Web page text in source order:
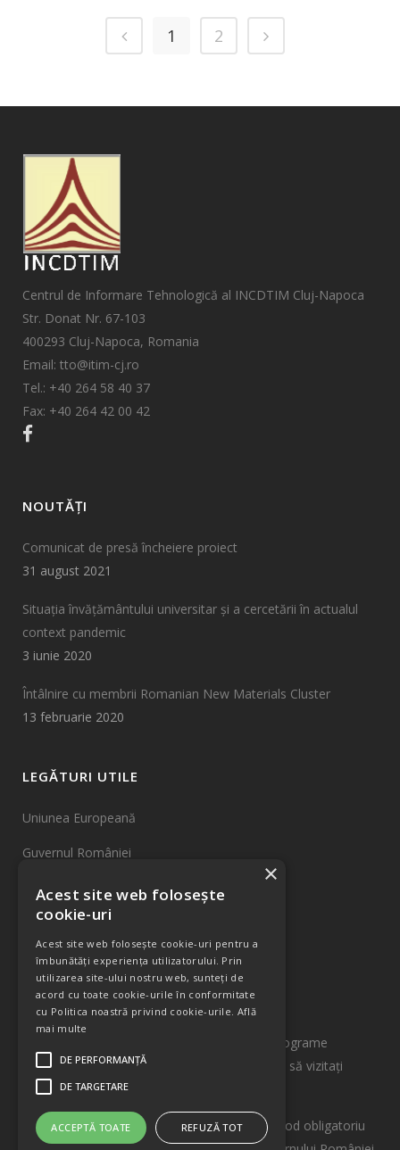
1 2
Centrul de Informare Tehnologică al INCDTIM Cluj-Napoca
Str. Donat Nr. 67-103
400293 Cluj-Napoca, Romania
Email: tto@itim-cj.ro
Tel.: +40 264 58 40 37
Fax: +40 264 42 00 42
NOUTĂȚI
Comunicat de presă încheiere proiect
31 august 2021
Situația învățământului universitar și a cercetării în actualul
context pandemic
3 iunie 2020
Întâlnire cu membrii Romanian New Materials Cluster
13 februarie 2020
LEGĂTURI UTILE
Uniunea Europeană
Guvernul României
Fonduri UE
INCDTIM Cluj-Napoca
Harta Site
INFORMAȚII
Pentru informații detaliate despre celelalte programe
cofinanțate de Uniunea Europeană vă invităm să vizitaţi
www.fonduri-ue.ro
Conținutul acestui material nu reprezintă în mod obligatoriu
Acest site web folosește
cookie-uri
Acest site web folosește cookie-uri pentru a
îmbunătăți experiența utilizatorului. Prin
utilizarea site-ului nostru web, sunteți de
acord cu toate cookie-urile în conformitate
cu Politica noastră privind cookie-urile. Află
mai multe
DE PERFORMANȚĂ
DE TARGETARE
ACCEPTĂ TOATE REFUZĂ TOT
×